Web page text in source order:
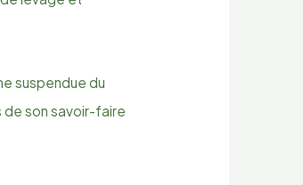
suspendue du
de son savoir-faire